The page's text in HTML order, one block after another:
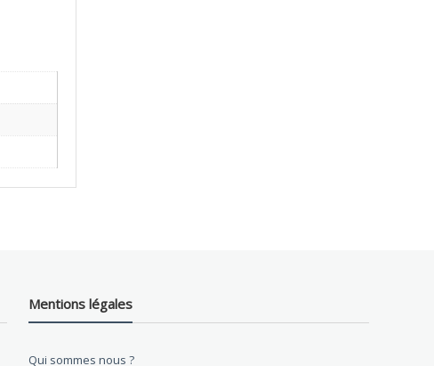
Mentions légales
Qui sommes nous ?